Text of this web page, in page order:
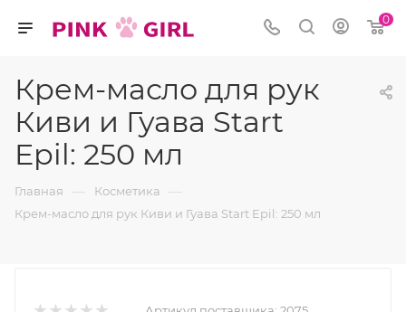
0
Крем-масло для рук
Киви и Гуава Start
Epil: 250 мл
Главная — Косметика —
Крем-масло для рук Киви и Гуава Start Epil: 250 мл